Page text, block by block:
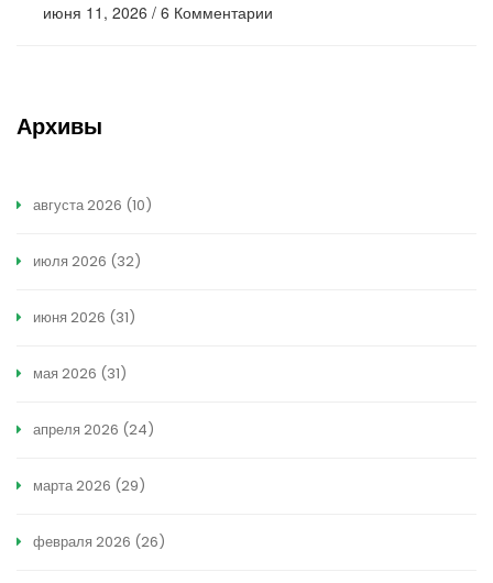
июня 11, 2026 / 6 Комментарии
Архивы
августа 2026 (10)
июля 2026 (32)
июня 2026 (31)
мая 2026 (31)
апреля 2026 (24)
марта 2026 (29)
февраля 2026 (26)